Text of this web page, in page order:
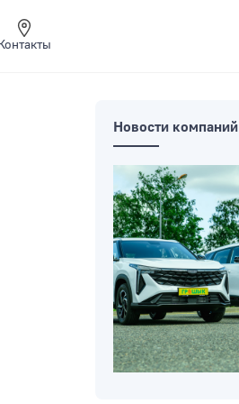
Новости компаний